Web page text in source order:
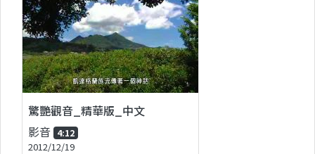
驚艷觀音_精華版_中文
影音 4:12
2012/12/19